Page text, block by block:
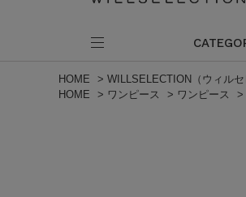
HOME > WILLSELECTION（ウィルセ
HOME
> ワンピース > ワンピース >